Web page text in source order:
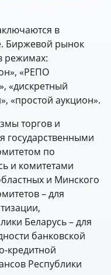
в
Биржевой рынок
режимах:
«РЕПО
«дискретный
«простой аукцион».
торгов и
государственными
по
и комитетами
и Минского
– для
Беларусь – для
банковской
кредитной
Республики